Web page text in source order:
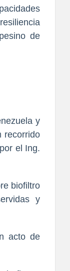
de
y
recorrido
el Ing.
biofiltro
y
acto de